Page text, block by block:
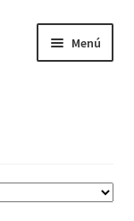
Menú